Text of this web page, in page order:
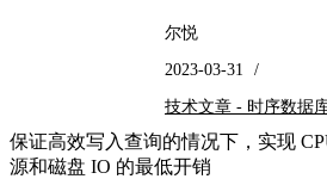
尔悦
2023-03-31 /
技术文章 - 时序数据
保证高效写入查询的情况下，实现
源和磁盘 IO 的最低开销